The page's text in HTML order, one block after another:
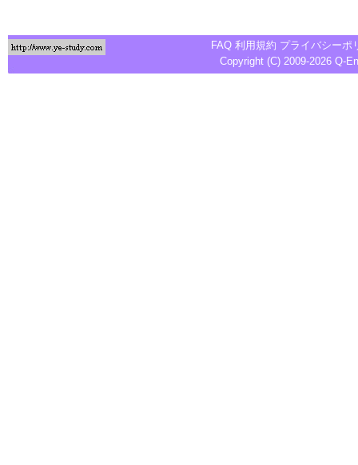
FAQ 利用規約 プライバシーポ
Copyright (C) 2009-2026 Q-